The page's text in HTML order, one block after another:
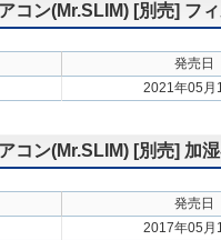
コン(Mr.SLIM) [別売] フ
発売日
2021年05月
コン(Mr.SLIM) [別売] 加
発売日
2017年05月